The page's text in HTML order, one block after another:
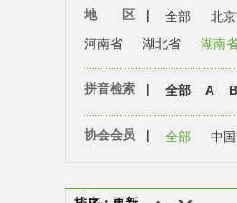
地 区 | 全部 北
河南省
湖北省 湖南
拼音检索 | 全部 A B
协会会员 | 全部 中